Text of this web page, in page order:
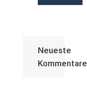
Neueste
Kommentare